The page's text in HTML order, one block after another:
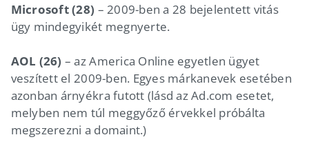
Microsoft (28) – 2009-ben a 28 bejelentett vitás
ügy mindegyikét megnyerte.
AOL (26) – az America Online egyetlen ügyet
veszített el 2009-ben. Egyes márkanevek esetében
azonban árnyékra futott (lásd az Ad.com esetet,
melyben nem túl meggyőző érvekkel próbálta
megszerezni a domaint.)